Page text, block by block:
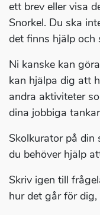
ett brev eller visa
Snorkel. Du ska
det finns hjälp och
Ni kanske kan
kan hjälpa dig att
andra aktiviteter
dina jobbiga
Skolkurator på din
du behöver hjälp
Skriv igen till
hur det går för